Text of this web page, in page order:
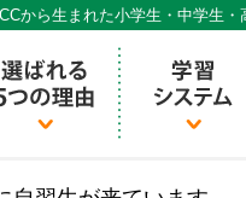
から生まれた小学生・中学生
別指導ECCベストワン